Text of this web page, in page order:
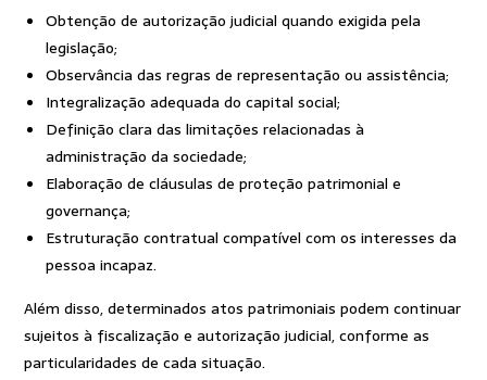
Obtenção de autorização judicial quando exigida pela
legislação;
Observância das regras de representação ou assistência;
Integralização adequada do capital social;
Definição clara das limitações relacionadas à
administração da sociedade;
Elaboração de cláusulas de proteção patrimonial e
governança;
Estruturação contratual compatível com os interesses da
pessoa incapaz.
Além disso, determinados atos patrimoniais podem continuar
sujeitos à fiscalização e autorização judicial, conforme as
particularidades de cada situação.